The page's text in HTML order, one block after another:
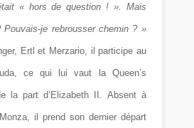
« hors de question ! ». Mais
je rebrousser chemin ? »
Ertl et Merzario, il participe au
ce qui lui vaut la Queen’s
la part d’Elizabeth II. Absent à
il prend son dernier départ